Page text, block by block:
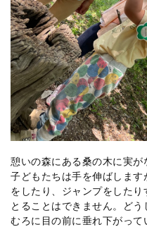
憩いの森にある桑の木に実
子どもたちは手を伸ばしま
をしたり、ジャンプをした
とることはできません。ど
むろに目の前に垂れ下がって